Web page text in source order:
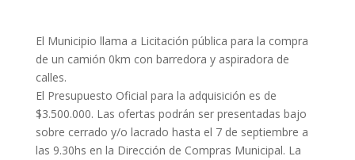
El Municipio llama a Licitación pública para la compra
de un camión 0km con barredora y aspiradora de
calles.
El Presupuesto Oficial para la adquisición es de
$3.500.000. Las ofertas podrán ser presentadas bajo
sobre cerrado y/o lacrado hasta el 7 de septiembre a
las 9.30hs en la Dirección de Compras Municipal. La